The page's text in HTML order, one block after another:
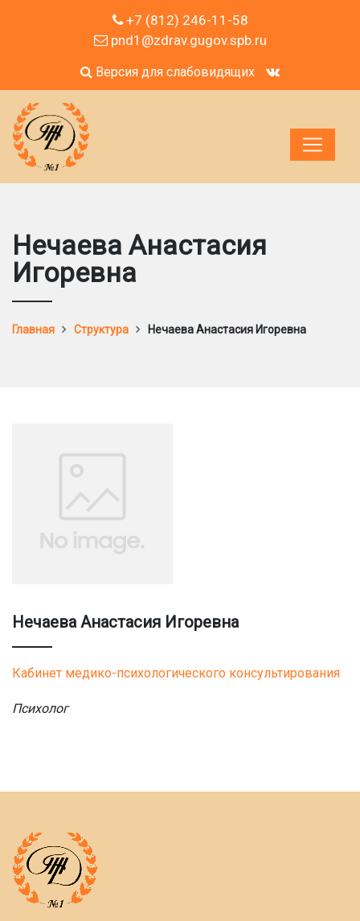
+7 (812) 246-11-58
pnd1@zdrav.gugov.spb.ru
Версия для слабовидящих
Нечаева Анастасия
Игоревна
Главная Структура Нечаева Анастасия Игоревна
Нечаева Анастасия Игоревна
Кабинет медико-психологического консультирования
Психолог